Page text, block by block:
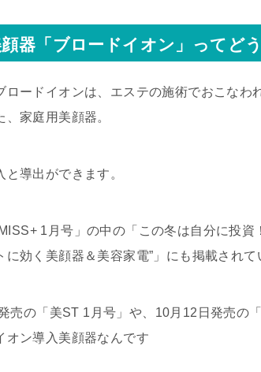
器「ブロードイオン」ってど
ロードイオンは、エステの施術でおこなわ
、家庭用美顔器。
導出ができます。
1月号」の中の「この冬は自分に投資
効く美顔器＆美容家電”」にも掲載されて
売の「美ST 1月号」や、10月12日発売の
オン導入美顔器なんです